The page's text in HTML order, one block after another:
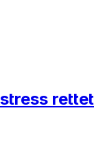
rettet